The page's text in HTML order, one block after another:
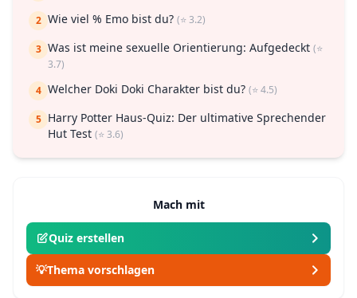
2 Wie viel % Emo bist du? (⭐ 3.2)
3 Was ist meine sexuelle Orientierung: Aufgedeckt (⭐
3.7)
4 Welcher Doki Doki Charakter bist du? (⭐ 4.5)
5 Harry Potter Haus-Quiz: Der ultimative Sprechender
Hut Test (⭐ 3.6)
Mach mit
Quiz erstellen
💡Thema vorschlagen